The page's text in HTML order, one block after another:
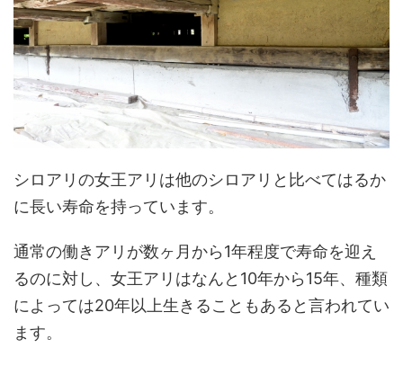
シロアリの女王アリは他のシロアリと比べてはるか
に長い寿命を持っています。
通常の働きアリが数ヶ月から1年程度で寿命を迎え
るのに対し、女王アリはなんと10年から15年、種類
によっては20年以上生きることもあると言われてい
ます。